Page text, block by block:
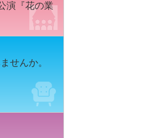
演『花の業
せんか。